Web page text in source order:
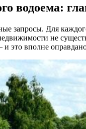
водоема:
запросы. Для
не
и это вполне